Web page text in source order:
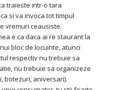
traieste intr-o tara
si va invoca tot timpul
vremuri ceausiste.
e ca daca ai re staurant la
bloc de locuinte, atunci
respectiv nu trebuie sa
nu trebuie sa organizeze
botezuri, aniversari).